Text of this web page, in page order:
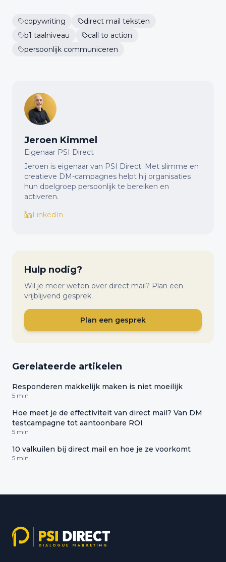
copywriting
direct mail teksten
b1 taalniveau
call to action
persoonlijk communiceren
Jeroen Kimmel
Eigenaar PSI Direct
Jeroen is eigenaar van PSI Direct. Met slimme en
creatieve DM-campagnes helpt hij organisaties
hun doelgroep persoonlijk te bereiken en
activeren.
LinkedIn
Hulp nodig?
Wil je meer weten over direct mail? Plan een
vrijblijvend gesprek.
Plan een gesprek
Gerelateerde artikelen
Responderen makkelijk maken is niet moeilijk
5 min
Hoe meet je de effectiviteit van direct mail? Van DM
testcampagne tot aantoonbare ROI
5 min
10 valkuilen bij direct mail en hoe je ze voorkomt
5 min